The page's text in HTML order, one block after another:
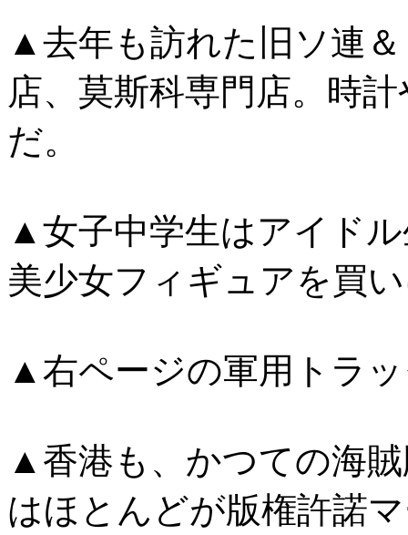
▲去年も訪れた旧ソ連
店、莫斯科専門店。時
だ。
▲女子中学生はアイド
美少女フィギュアを買
▲右ページの軍用トラ
▲香港も、かつての海
はほとんどが版権許諾